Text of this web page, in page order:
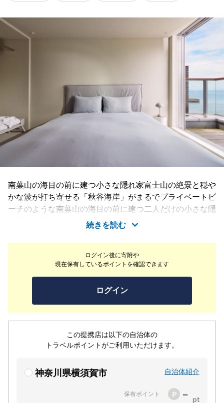
ログイン後に寄附や
現在保有しているポイントを確認できます
ログイン
この提携店は以下の自治体の
トラベルポイントがご利用いただけます。
神奈川県横須賀市 自治体紹介
保有ポイント -
南葉山の海目の前に建つ小さな隠れ家富士山の絶景と穏や
かな波が打ち寄せる「秋谷海岸」がまるでプライベートビ
ーチのような南葉山の海目の前に建つ二人だけの小さな隠
れ家。必要な物だけをぎゅっと詰め込んだ「&SUN mini
mini 」で大切な人とワンちゃんとシンプルなリトリート
タイムを、、
続きを読む